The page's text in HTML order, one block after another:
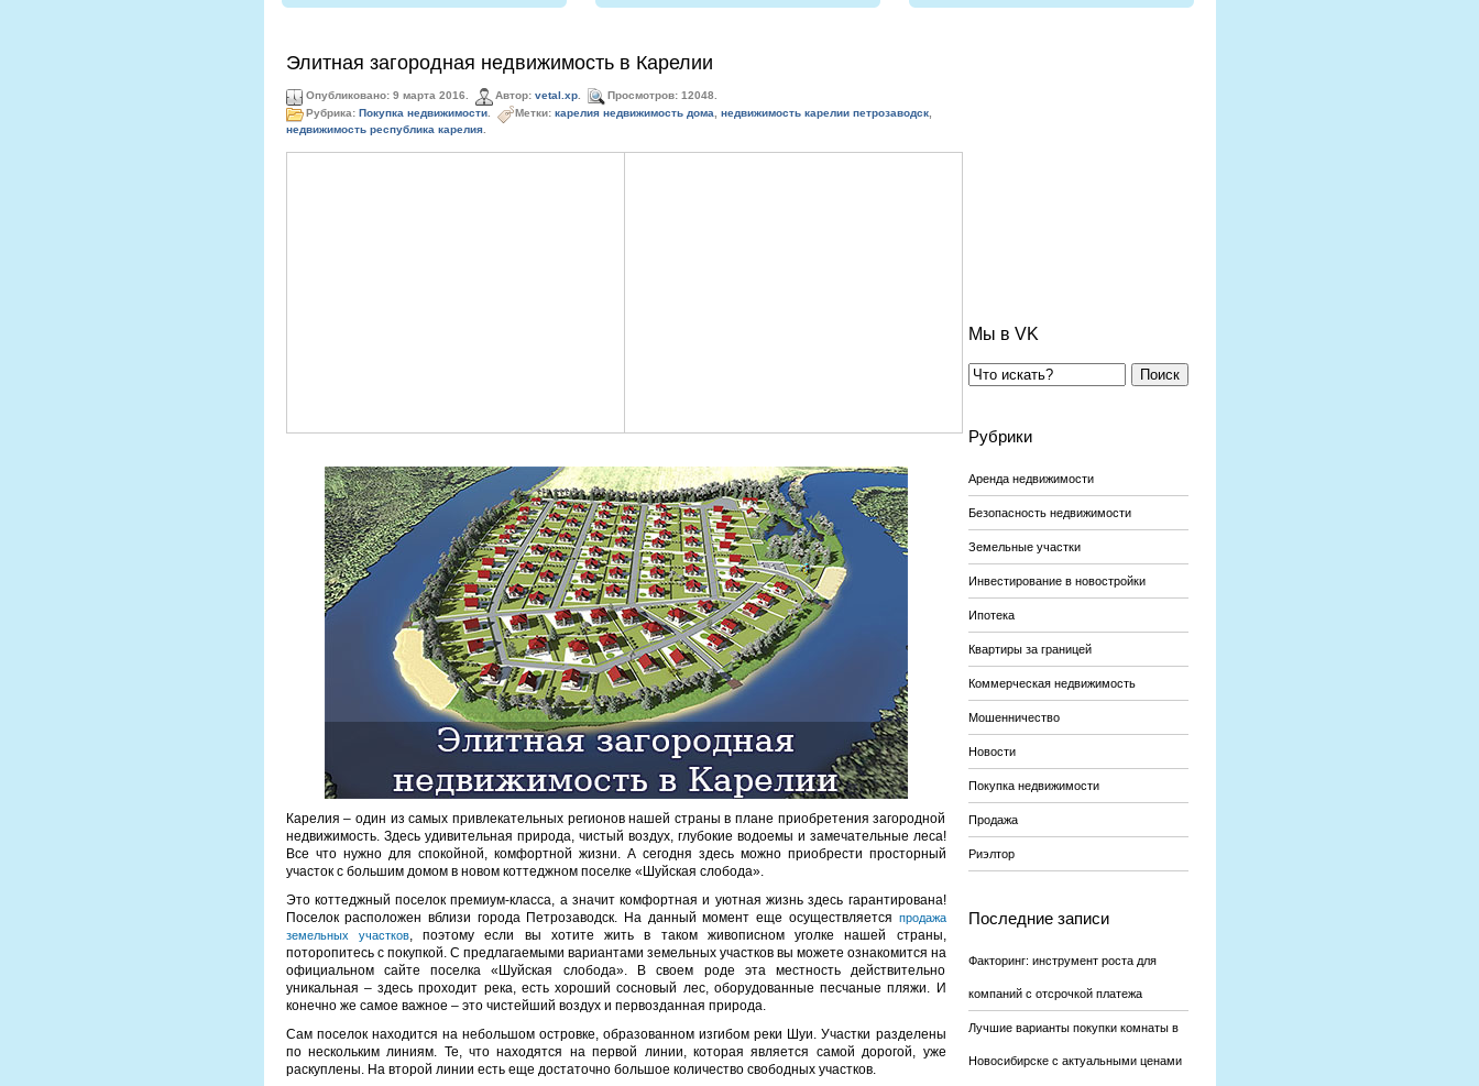
Элитная загородная недвижимость в Карелии
Опубликовано: 9 марта 2016. Автор: vetal.xp.
Просмотров: 12048.
Рубрика: Покупка недвижимости. Метки: карелия недвижимость дома недвижимость карелии петрозаводск,
недвижимость республика карелия.
Карелия – один из самых привлекательных регионов нашей страны в плане приобретения загородной
недвижимость. Здесь удивительная природа, чистый воздух, глубокие водоемы и замечательные леса!
Все что нужно для спокойной, комфортной жизни. А сегодня здесь можно приобрести просторный
участок с большим домом в новом коттеджном поселке «Шуйская слобода».
Это коттеджный поселок премиум-класса, а значит комфортная и уютная жизнь здесь гарантирована!
Поселок расположен вблизи города Петрозаводск. На данный момент еще осуществляется продажа
земельных участков, поэтому если вы хотите жить в таком живописном уголке нашей страны,
поторопитесь с покупкой. С предлагаемыми вариантами земельных участков вы можете ознакомится на
официальном сайте поселка «Шуйская слобода». В своем роде эта местность действительно
уникальная – здесь проходит река, есть хороший сосновый лес, оборудованные песчаные пляжи. И
конечно же самое важное – это чистейший воздух и первозданная природа.
Сам поселок находится на небольшом островке, образованном изгибом реки Шуи. Участки разделены
по нескольким линиям. Те, что находятся на первой линии, которая является самой дорогой, уже
раскуплены. На второй линии есть еще достаточно большое количество свободных участков.
Мы в VK
Поиск
Рубрики
Аренда недвижимости
Безопасность недвижимости
Земельные участки
Инвестирование в новостройки
Ипотека
Квартиры за границей
Коммерческая недвижимость
Мошенничество
Новости
Покупка недвижимости
Продажа
Риэлтор
Последние записи
Факторинг: инструмент роста для
компаний с отсрочкой платежа
Лучшие варианты покупки комнаты в
Новосибирске с актуальными ценами